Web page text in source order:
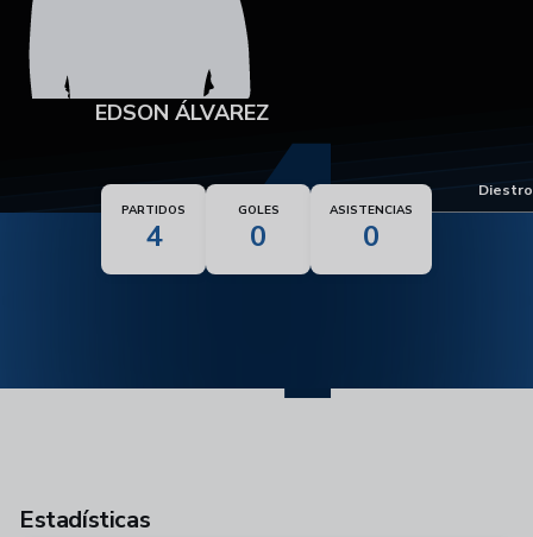
4
EDSON ÁLVAREZ
Pie dominante Diestro
PARTIDOS
4
GOLES
0
ASISTENCIAS
0
Estadísticas